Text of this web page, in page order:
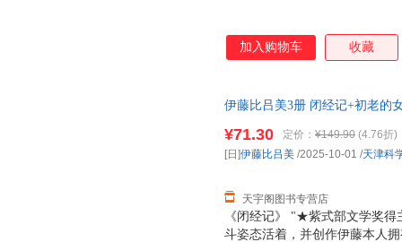
加入购物车 收藏
伊藤比吕美3册 闭经记+初老的
《闭经记》 "★紫式部文学奖
斗姿态活着，并创作伊藤本人
¥71.30 定价： ¥149.90 (4.76折)
天宇阁图书专营店
[日]伊藤比吕美 /2025-10-01 /天津科